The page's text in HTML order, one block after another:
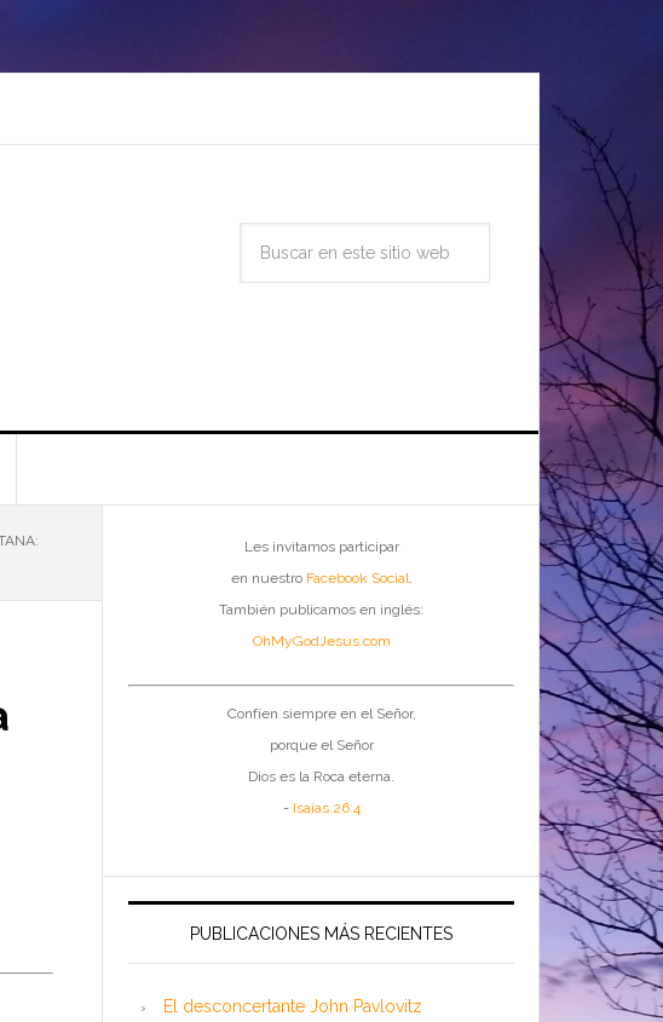
Les invitamos participar
en nuestro Facebook Social.
También publicamos en inglés:
OhMyGodJesus.com
Confíen siempre en el Señor,
porque el Señor
Dios es la Roca eterna.
- Isaías 26:4
PUBLICACIONES MÁS RECIENTES
El desconcertante John Pavlovitz